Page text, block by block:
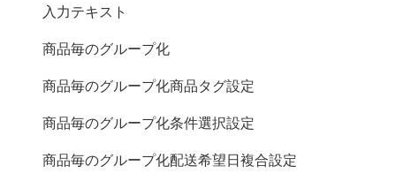
入力テキスト
商品毎のグループ化
商品毎のグループ化 (商品タグ設定)
商品毎のグループ化(条件選択設定)
商品毎のグループ化 (配送希望日複合設定)